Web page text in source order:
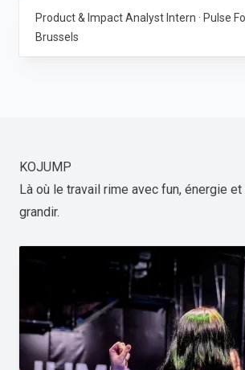
Brussels
KOJUMP
Là où le travail rime avec fun, énergie
grandir.